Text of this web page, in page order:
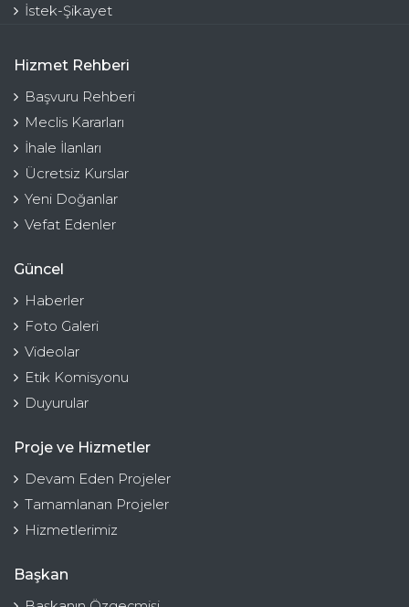
İstek-Şikayet
Hizmet Rehberi
Başvuru Rehberi
Meclis Kararları
İhale İlanları
Ücretsiz Kurslar
Yeni Doğanlar
Vefat Edenler
Güncel
Haberler
Foto Galeri
Videolar
Etik Komisyonu
Duyurular
Proje ve Hizmetler
Devam Eden Projeler
Tamamlanan Projeler
Hizmetlerimiz
Başkan